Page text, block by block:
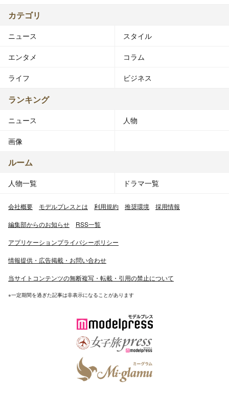
カテゴリ
ニュース スタイル
エンタメ コラム
ライフ ビジネス
ランキング
ニュース 人物
画像
ルーム
人物一覧 ドラマ一覧
会社概要 モデルプレスとは 利用規約 推奨環境 採用情報
編集部からのお知らせ RSS一覧
アプリケーションプライバシーポリシー
情報提供・広告掲載・お問い合わせ
当サイトコンテンツの無断複写・転載・引用の禁止について
※一定期間を過ぎた記事は非表示になることがあります